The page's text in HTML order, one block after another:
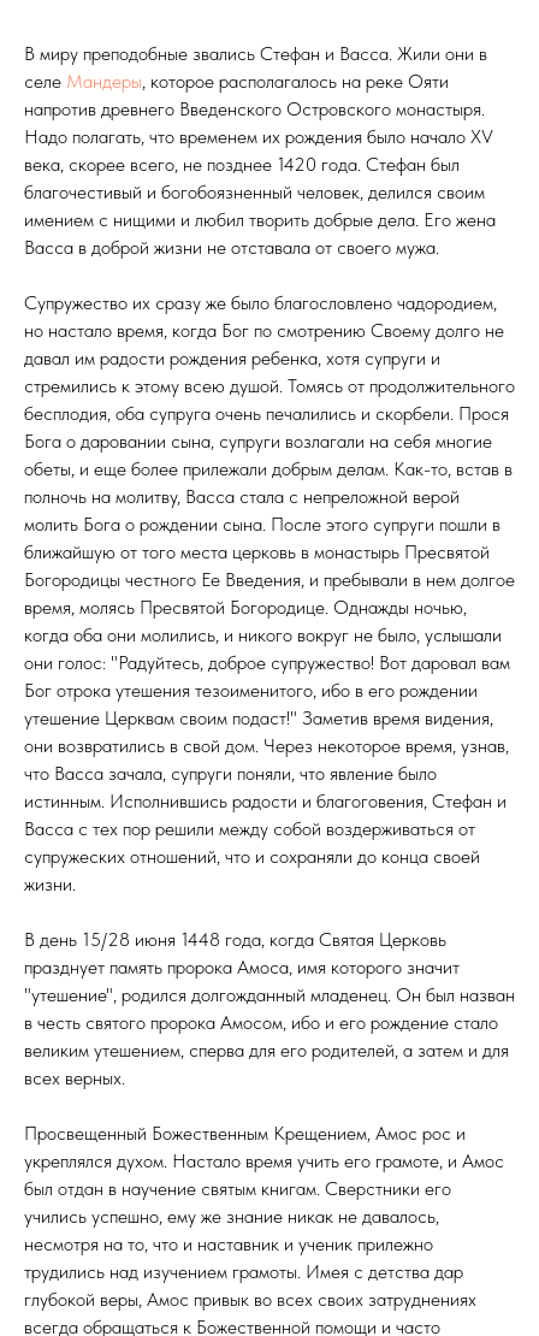
В миру преподобные звались Стефан и Васса. Жили они в
селе Мандеры, которое располагалось на реке Ояти
напротив древнего Введенского Островского монастыря.
Надо полагать, что временем их рождения было начало XV
века, скорее всего, не позднее 1420 года. Стефан был
благочестивый и богобоязненный человек, делился своим
имением с нищими и любил творить добрые дела. Его жена
Васса в доброй жизни не отставала от своего мужа.
Супружество их сразу же было благословлено чадородием,
но настало время, когда Бог по смотрению Своему долго не
давал им радости рождения ребенка, хотя супруги и
стремились к этому всею душой. Томясь от продолжительного
бесплодия, оба супруга очень печалились и скорбели. Прося
Бога о даровании сына, супруги возлагали на себя многие
обеты, и еще более прилежали добрым делам. Как-то, встав в
полночь на молитву, Васса стала с непреложной верой
молить Бога о рождении сына. После этого супруги пошли в
ближайшую от того места церковь в монастырь Пресвятой
Богородицы честного Ее Введения, и пребывали в нем долгое
время, молясь Пресвятой Богородице. Однажды ночью,
когда оба они молились, и никого вокруг не было, услышали
они голос: "Радуйтесь, доброе супружество! Вот даровал вам
Бог отрока утешения тезоименитого, ибо в его рождении
утешение Церквам своим подаст!" Заметив время видения,
они возвратились в свой дом. Через некоторое время, узнав,
что Васса зачала, супруги поняли, что явление было
истинным. Исполнившись радости и благоговения, Стефан и
Васса с тех пор решили между собой воздерживаться от
супружеских отношений, что и сохраняли до конца своей
жизни.
В день 15/28 июня 1448 года, когда Святая Церковь
празднует память пророка Амоса, имя которого значит
"утешение", родился долгожданный младенец. Он был назван
в честь святого пророка Амосом, ибо и его рождение стало
великим утешением, сперва для его родителей, а затем и для
всех верных.
Просвещенный Божественным Крещением, Амос рос и
укреплялся духом. Настало время учить его грамоте, и Амос
был отдан в научение святым книгам. Сверстники его
учились успешно, ему же знание никак не давалось,
несмотря на то, что и наставник и ученик прилежно
трудились над изучением грамоты. Имея с детства дар
глубокой веры, Амос привык во всех своих затруднениях
всегда обращаться к Божественной помощи и часто